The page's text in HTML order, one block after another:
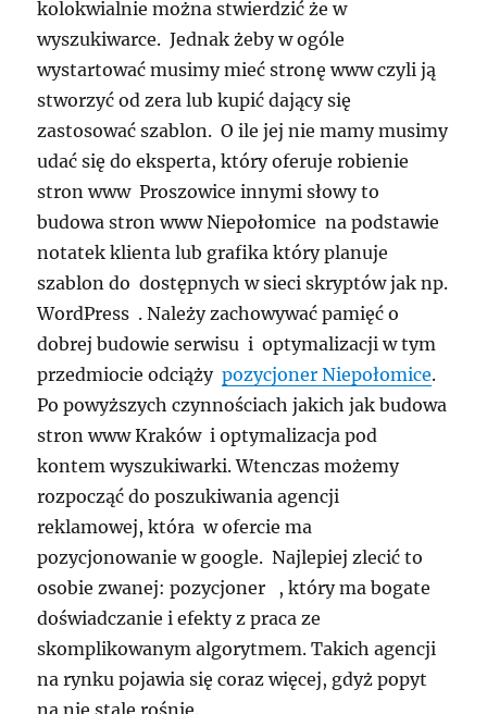
kolokwialnie można stwierdzić że w
wyszukiwarce. Jednak żeby w ogóle
wystartować musimy mieć stronę www czyli ją
stworzyć od zera lub kupić dający się
zastosować szablon. O ile jej nie mamy musimy
udać się do eksperta, który oferuje robienie
stron www Proszowice innymi słowy to
budowa stron www Niepołomice na podstawie
notatek klienta lub grafika który planuje
szablon do dostępnych w sieci skryptów jak np.
WordPress . Należy zachowywać pamięć o
dobrej budowie serwisu i optymalizacji w tym
przedmiocie odciążypozycjoner Niepołomice.
Po powyższych czynnościach jakich jak budowa
stron www Kraków i optymalizacja pod
kontem wyszukiwarki. Wtenczas możemy
rozpocząć do poszukiwania agencji
reklamowej, która w ofercie ma
pozycjonowanie w google. Najlepiej zlecić to
osobie zwanej: pozycjoner , który ma bogate
doświadczanie i efekty z praca ze
skomplikowanym algorytmem. Takich agencji
na rynku pojawia się coraz więcej, gdyż popyt